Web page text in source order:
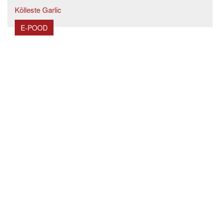
Kõlleste Garlic
E-POOD